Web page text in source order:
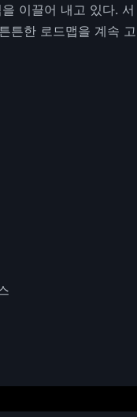
이끌어 내고 있다. 서
튼한 로드맵을 계속 고